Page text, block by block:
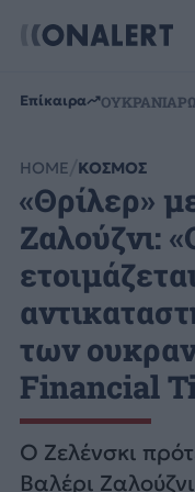
Επίκαιρα ΟΥΚΡΑΝΙΑ
HOME ΚΟΣΜΟΣ
«Θρίλερ»
Ζαλούζνι:
των
Financial
Ο Ζελένσκι
Βαλέρι